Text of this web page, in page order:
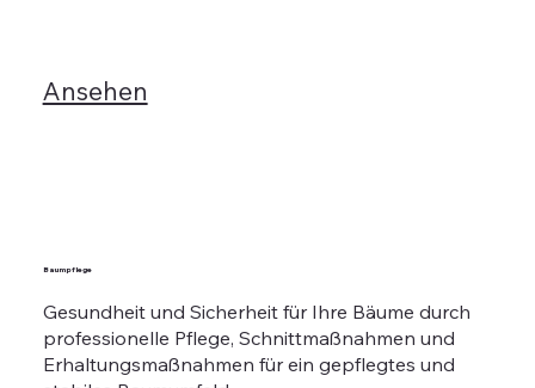
Ansehen
Baumpflege
Gesundheit und Sicherheit für Ihre Bäume durch
professionelle Pflege, Schnittmaßnahmen und
Erhaltungsmaßnahmen für ein gepflegtes und